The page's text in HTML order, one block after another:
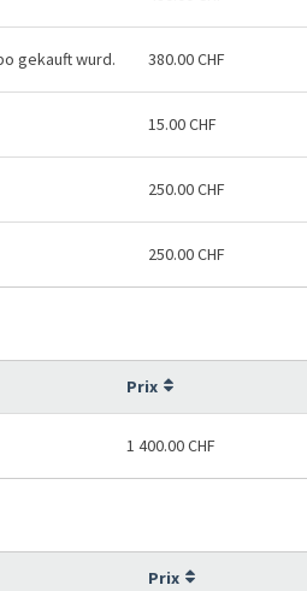
gekauft wurd. 380.00 CHF
15.00 CHF
250.00 CHF
250.00 CHF
Prix
1 400.00 CHF
Prix